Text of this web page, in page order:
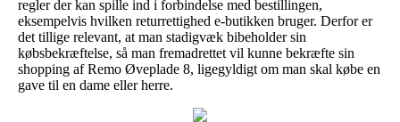
regler der kan spille ind i forbindelse med bestillingen,
eksempelvis hvilken returrettighed e-butikken bruger. Derfor er
det tillige relevant, at man stadigvæk bibeholder sin
købsbekræftelse, så man fremadrettet vil kunne bekræfte sin
shopping af Remo Øveplade 8, ligegyldigt om man skal købe en
gave til en dame eller herre.